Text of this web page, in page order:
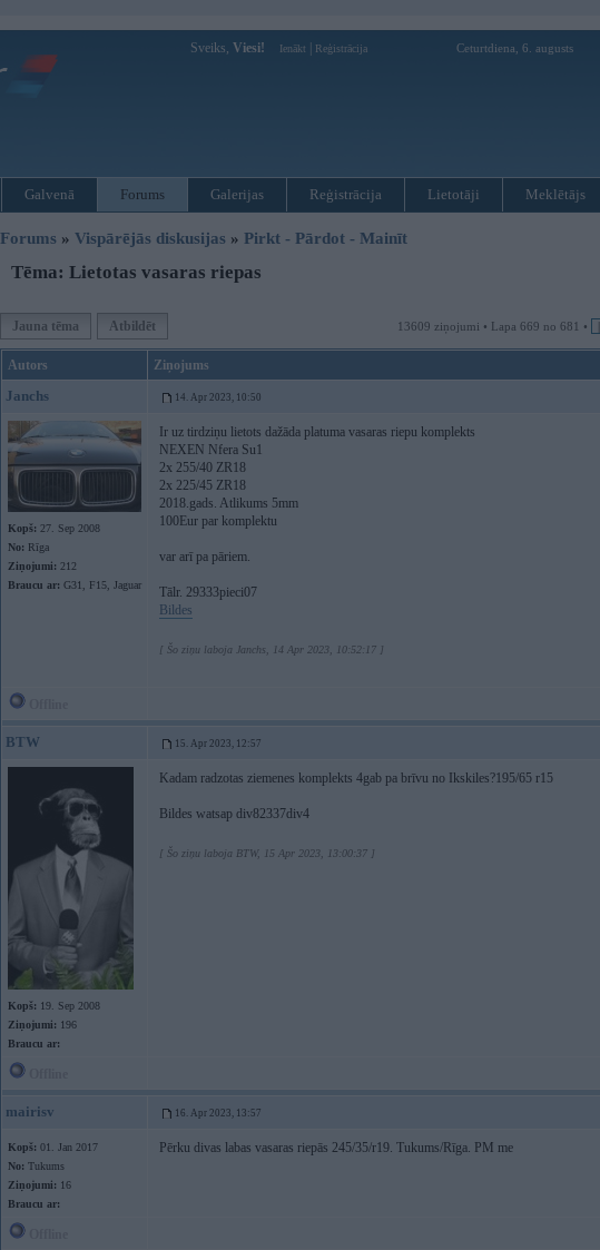
Sveiks, Viesi! Ienākt Reģistrācija Ceturtdiena, 6. augusts
Galvenā Forums Galerijas Reģistrācija Lietotāji Meklētājs
Forums » Vispārējās diskusijas » Pirkt - Pārdot - Mainīt
Tēma: Lietotas vasaras riepas
Jauna tēma Atbildēt 13609 ziņojumi • Lapa 669 no 681 •
Autors Ziņojums
Janchs 14. Apr 2023, 10:50
Kopš: 27. Sep 2008
No: Rīga
Ziņojumi: 212
Braucu ar: G31, F15, Jaguar
Ir uz tirdziņu lietots dažāda platuma vasaras riepu komplekts
NEXEN Nfera Su1
2x 255/40 ZR18
2x 225/45 ZR18
2018.gads. Atlikums 5mm
100Eur par komplektu
var arī pa pāriem.
Tālr. 29333pieci07
Bildes
[ Šo ziņu laboja Janchs, 14 Apr 2023, 10:52:17 ]
BTW 15. Apr 2023, 12:57
Kopš: 19. Sep 2008
Ziņojumi: 196
Braucu ar:
Kadam radzotas ziemenes komplekts 4gab pa brīvu no Ikskiles?195/65 r15
Bildes watsap div82337div4
[ Šo ziņu laboja BTW, 15 Apr 2023, 13:00:37 ]
mairisv 16. Apr 2023, 13:57
Kopš: 01. Jan 2017
No: Tukums
Ziņojumi: 16
Braucu ar:
Pērku divas labas vasaras riepās 245/35/r19. Tukums/Rīga. PM me